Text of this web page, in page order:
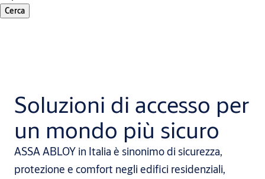
Cerca
Soluzioni di accesso per
un mondo più sicuro
ASSA ABLOY in Italia è sinonimo di sicurezza,
protezione e comfort negli edifici residenziali,